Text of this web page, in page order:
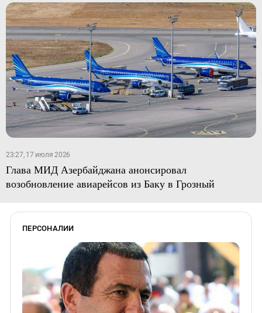
23:27, 17 июля 2026
Глава МИД Азербайджана анонсировал
возобновление авиарейсов из Баку в Грозный
ПЕРСОНАЛИИ